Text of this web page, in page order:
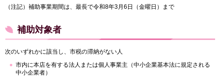
（注記）補助事業期間は、最長で令和8年3月6日（金曜日）まで
補助対象者
次のいずれかに該当し、市税の滞納がない人
市内に本店を有する法人または個人事業主（中小企業基本法に規定される
中小企業者）